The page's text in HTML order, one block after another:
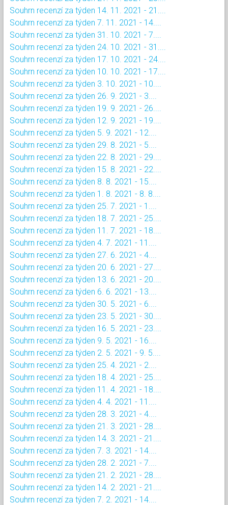
Souhrn recenzí za týden 14. 11. 2021 - 21....
Souhrn recenzí za týden 7. 11. 2021 - 14....
Souhrn recenzí za týden 31. 10. 2021 - 7....
Souhrn recenzí za týden 24. 10. 2021 - 31....
Souhrn recenzí za týden 17. 10. 2021 - 24....
Souhrn recenzí za týden 10. 10. 2021 - 17....
Souhrn recenzí za týden 3. 10. 2021 - 10....
Souhrn recenzí za týden 26. 9. 2021 - 3....
Souhrn recenzí za týden 19. 9. 2021 - 26....
Souhrn recenzí za týden 12. 9. 2021 - 19....
Souhrn recenzí za týden 5. 9. 2021 - 12....
Souhrn recenzí za týden 29. 8. 2021 - 5....
Souhrn recenzí za týden 22. 8. 2021 - 29....
Souhrn recenzí za týden 15. 8. 2021 - 22....
Souhrn recenzí za týden 8. 8. 2021 - 15....
Souhrn recenzí za týden 1. 8. 2021 - 8. 8....
Souhrn recenzí za týden 25. 7. 2021 - 1....
Souhrn recenzí za týden 18. 7. 2021 - 25....
Souhrn recenzí za týden 11. 7. 2021 - 18....
Souhrn recenzí za týden 4. 7. 2021 - 11....
Souhrn recenzí za týden 27. 6. 2021 - 4....
Souhrn recenzí za týden 20. 6. 2021 - 27....
Souhrn recenzí za týden 13. 6. 2021 - 20....
Souhrn recenzí za týden 6. 6. 2021 - 13....
Souhrn recenzí za týden 30. 5. 2021 - 6....
Souhrn recenzí za týden 23. 5. 2021 - 30....
Souhrn recenzí za týden 16. 5. 2021 - 23....
Souhrn recenzí za týden 9. 5. 2021 - 16....
Souhrn recenzí za týden 2. 5. 2021 - 9. 5....
Souhrn recenzí za týden 25. 4. 2021 - 2....
Souhrn recenzí za týden 18. 4. 2021 - 25....
Souhrn recenzí za týden 11. 4. 2021 - 18....
Souhrn recenzí za týden 4. 4. 2021 - 11....
Souhrn recenzí za týden 28. 3. 2021 - 4....
Souhrn recenzí za týden 21. 3. 2021 - 28....
Souhrn recenzí za týden 14. 3. 2021 - 21....
Souhrn recenzí za týden 7. 3. 2021 - 14....
Souhrn recenzí za týden 28. 2. 2021 - 7....
Souhrn recenzí za týden 21. 2. 2021 - 28....
Souhrn recenzí za týden 14. 2. 2021 - 21....
Souhrn recenzí za týden 7. 2. 2021 - 14....